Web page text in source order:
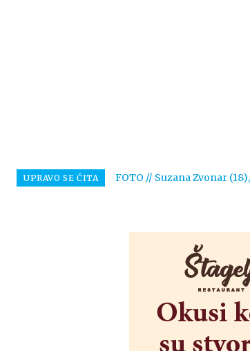
UPRAVO SE ČITA FOTO // Suzana Zvonar